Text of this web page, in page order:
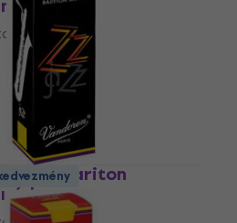
nád
ZZ 2.5 Bariton